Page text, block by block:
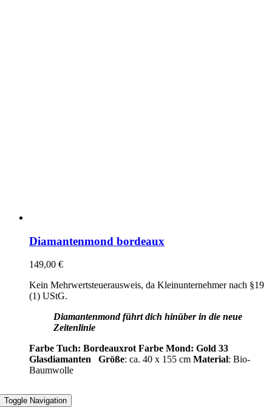
Toggle Navigation
Diamantenmond bordeaux
149,00 €
Kein Mehrwertsteuerausweis, da Kleinunternehmer nach §19
(1) UStG.
Diamantenmond führt dich hinüber in die neue
Zeitenlinie
Farbe Tuch: Bordeauxrot Farbe Mond: Gold 33
Glasdiamanten
Größe: ca. 40 x 155 cm Material: Bio-
Baumwolle